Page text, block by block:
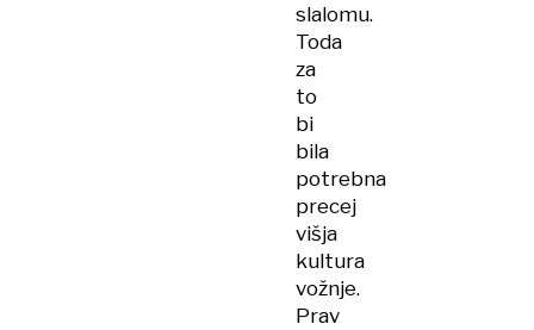
slalomu.
Toda
za
to
bi
bila
potrebna
precej
višja
kultura
vožnje.
Prav